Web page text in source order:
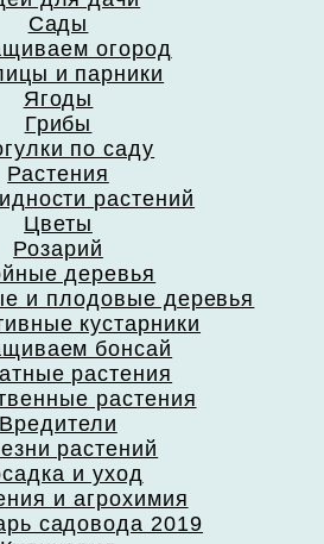
Сады
огород
и парники
Ягоды
Грибы
по саду
Растения
растений
Цветы
Розарий
деревья
и плодовые деревья
кустарники
бонсай
растения
растения
Вредители
растений
и уход
и агрохимия
садовода 2019